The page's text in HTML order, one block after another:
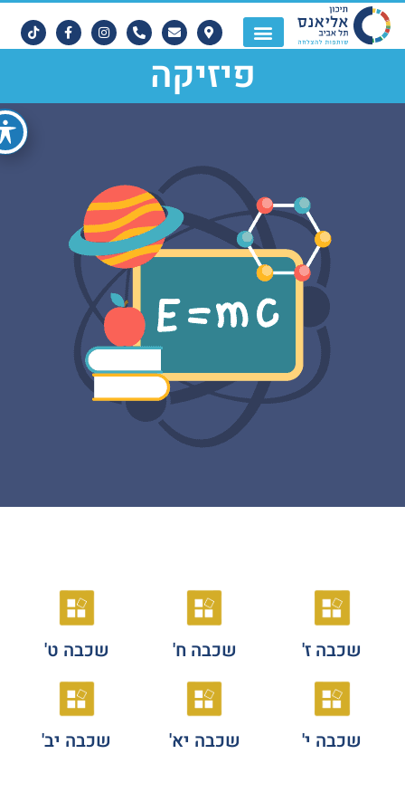
פיזיקה
שכבה ז'
שכבה י'
שכבה ח'
שכבה יא'
שכבה ט'
שכבה יב'